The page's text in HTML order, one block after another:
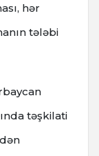
hər
tələbi
təşkilati